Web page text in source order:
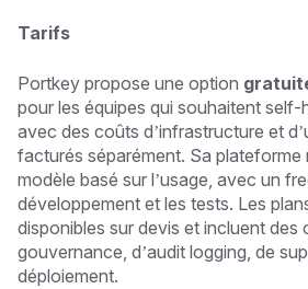
Tarifs
Portkey propose une option
pour les équipes qui souhaitent
avec des coûts d’infrastructure et
facturés séparément. Sa plateforme
modèle basé sur l’usage, avec un
développement et les tests. Les
disponibles sur devis et incluent des
gouvernance, d’audit logging, de
déploiement.